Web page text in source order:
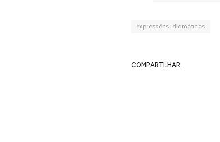
expressões idiomáticas
COMPARTILHAR.